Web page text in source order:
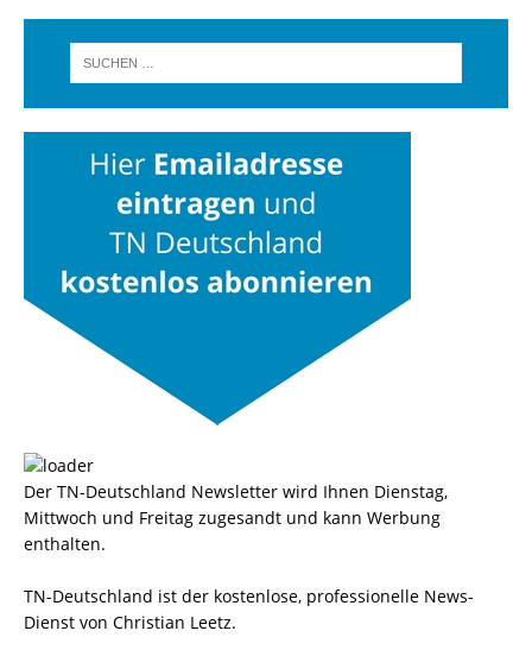
Der TN-Deutschland Newsletter wird Ihnen Dienstag,
Mittwoch und Freitag zugesandt und kann Werbung
enthalten.
TN-Deutschland ist der kostenlose, professionelle News-
Dienst von Christian Leetz.